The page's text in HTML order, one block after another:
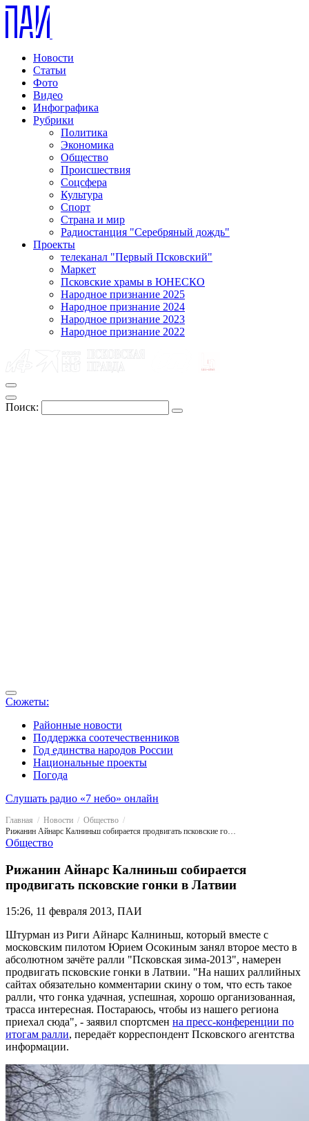
Новости
Статьи
Фото
Видео
Инфографика
Рубрики
Политика
Экономика
Общество
Происшествия
Соцсфера
Культура
Спорт
Страна и мир
Радиостанция "Серебряный дождь"
Проекты
телеканал "Первый Псковский"
Маркет
Псковские храмы в ЮНЕСКО
Народное признание 2025
Народное признание 2024
Народное признание 2023
Народное признание 2022
Поиск:
Сюжеты:
Районные новости
Поддержка соотечественников
Год единства народов России
Национальные проекты
Погода
Слушать радио «7 небо» онлайн
Главная Новости
Общество
Рижанин Айнарс Калниньш собирается продвигать псковские гонки в Латвии
Общество
Рижанин Айнарс Калниньш собирается
продвигать псковские гонки в Латвии
15:26, 11 февраля 2013, ПАИ
Штурман из Риги Айнарс Калниньш, который вместе с
московским пилотом Юрием Осокиным занял второе место в
абсолютном зачёте ралли "Псковская зима-2013", намерен
продвигать псковские гонки в Латвии. "На наших раллийных
сайтах обязательно комментарии скину о том, что есть такое
ралли, что гонка удачная, успешная, хорошо организованная,
трасса интересная. Постараюсь, чтобы из нашего региона
приехал сюда", - заявил спортсмен на пресс-конференции по
итогам ралли, передаёт корреспондент Псковского агентства
информации.